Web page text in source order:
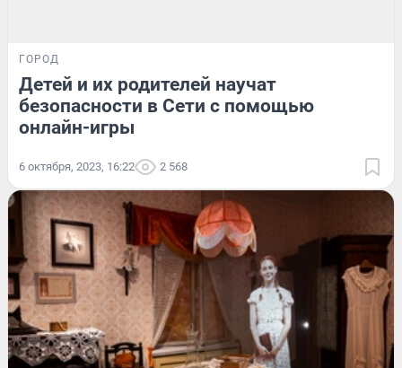
ГОРОД
Детей и их родителей научат
безопасности в Сети с помощью
онлайн-игры
6 октября, 2023, 16:22 2 568